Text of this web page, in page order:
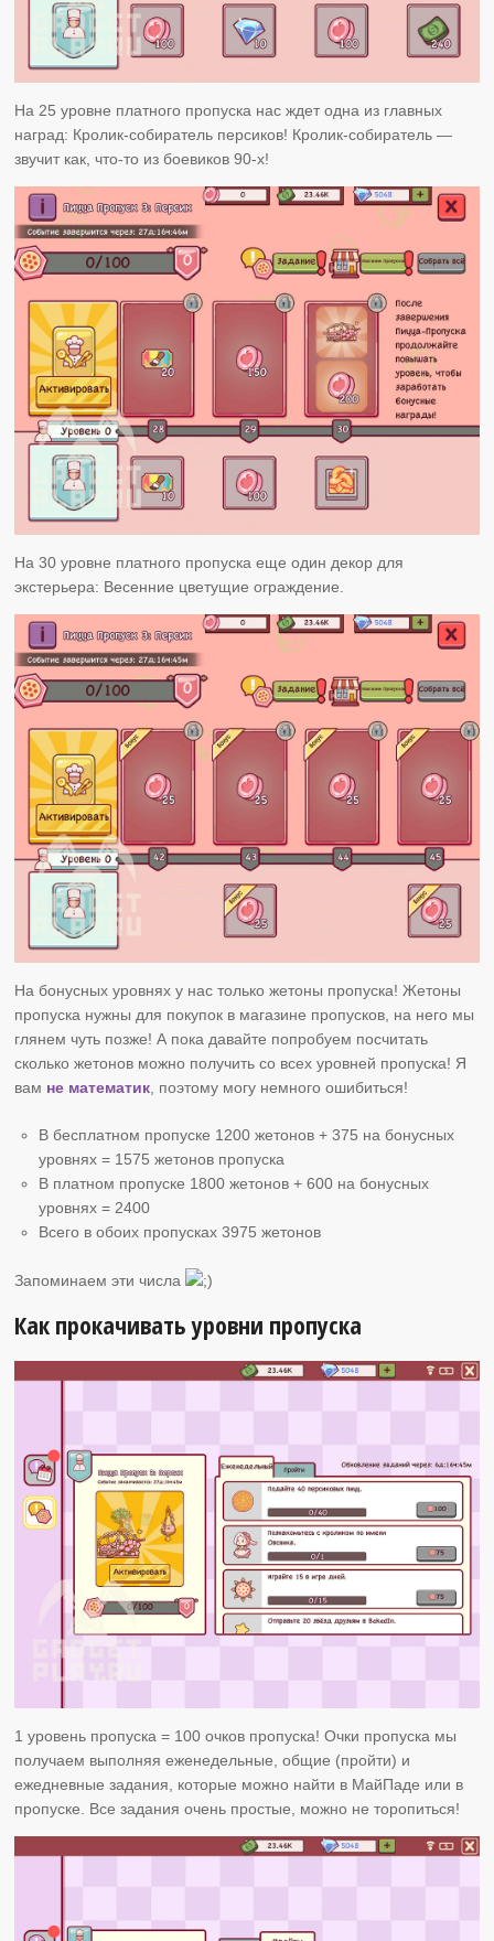
На 25 уровне платного пропуска нас ждет одна из главных
наград: Кролик-собиратель персиков! Кролик-собиратель —
звучит как, что-то из боевиков 90-х!
На 30 уровне платного пропуска еще один декор для
экстерьера: Весенние цветущие ограждение.
На бонусных уровнях у нас только жетоны пропуска! Жетоны
пропуска нужны для покупок в магазине пропусков, на него мы
глянем чуть позже! А пока давайте попробуем посчитать
сколько жетонов можно получить со всех уровней пропуска! Я
вам не математик , поэтому могу немного ошибиться!
В бесплатном пропуске 1200 жетонов + 375 на бонусных
уровнях = 1575 жетонов пропуска
В платном пропуске 1800 жетонов + 600 на бонусных
уровнях = 2400
Всего в обоих пропусках 3975 жетонов
Запоминаем эти числа
Как прокачивать уровни пропуска
1 уровень пропуска = 100 очков пропуска! Очки пропуска мы
получаем выполняя еженедельные, общие (пройти) и
ежедневные задания, которые можно найти в МайПаде или в
пропуске. Все задания очень простые, можно не торопиться!